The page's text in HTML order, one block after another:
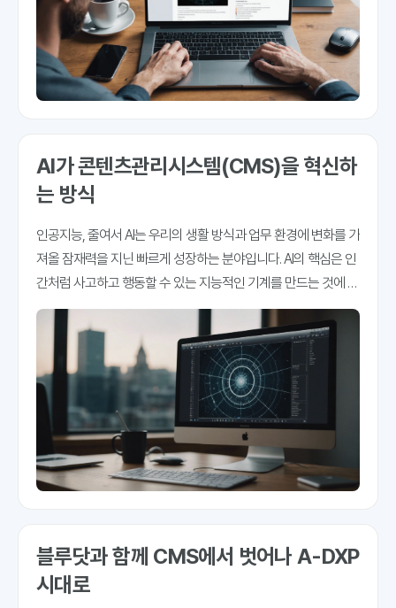
AI가 콘텐츠관리시스템(CMS)을 혁신하
는 방식
인공지능, 줄여서 AI는 우리의 생활 방식과 업무 환경에 변화를 가
져올 잠재력을 지닌 빠르게 성장하는 분야입니다. AI의 핵심은 인
간처럼 사고하고 행동할 수 있는 지능적인 기계를 만드는 것에 있
습니다. 콘텐츠 관리 시스템(CMS)과 관련하여, AI는 디지털 콘텐
츠를 관리하고 상호 작용하는 방식을
블루닷과 함께 CMS에서 벗어나 A-DXP
시대로